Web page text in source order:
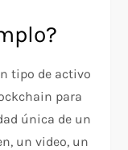
tipo de activo
para
única de un
un video, un